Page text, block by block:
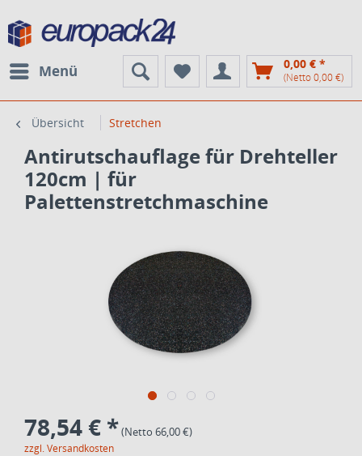
Menü 0,00 € *
(Netto 0,00 €)
Übersicht Stretchen
Antirutschauflage für Drehteller
120cm | für
Palettenstretchmaschine
78,54 € *(Netto 66,00 €)
zzgl. Versandkosten